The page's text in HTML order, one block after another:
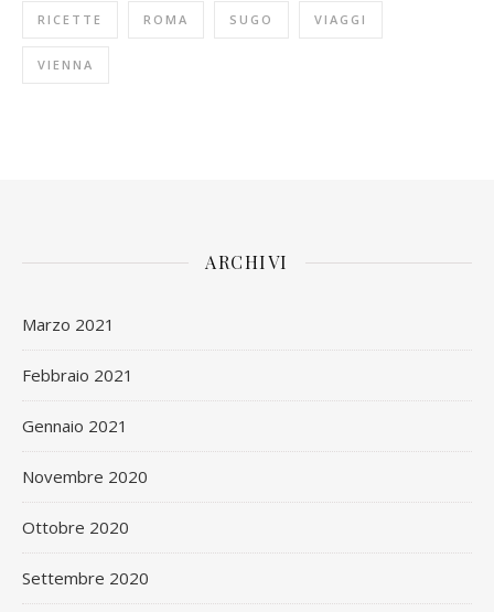
RICETTE ROMA SUGO VIAGGI
VIENNA
ARCHIVI
Marzo 2021
Febbraio 2021
Gennaio 2021
Novembre 2020
Ottobre 2020
Settembre 2020